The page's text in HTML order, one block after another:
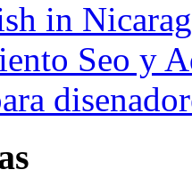
in
Seo y